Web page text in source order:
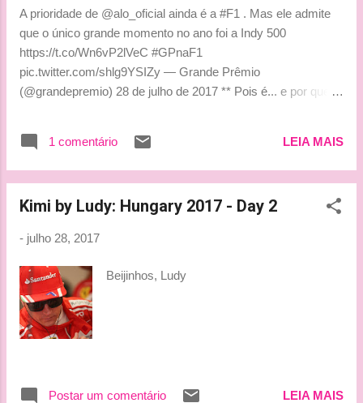
A prioridade de @alo_oficial ainda é a #F1 . Mas ele admite
que o único grande momento no ano foi a Indy 500
https://t.co/Wn6vP2lVeC #GPnaF1
pic.twitter.com/shlg9YSIZy — Grande Prêmio
(@grandepremio) 28 de julho de 2017 ** Pois é... e por que
1 comentário LEIA MAIS
Kimi by Ludy: Hungary 2017 - Day 2
- julho 28, 2017
Beijinhos, Ludy
Postar um comentário LEIA MAIS